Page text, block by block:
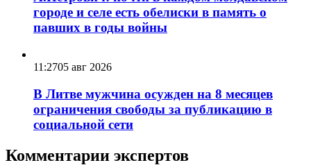
городе и селе есть обелиски в память о
павших в годы войны
11:2705 авг 2026
В Литве мужчина осужден на 8 месяцев
ограничения свободы за публикацию в
социальной сети
Комментарии экспертов